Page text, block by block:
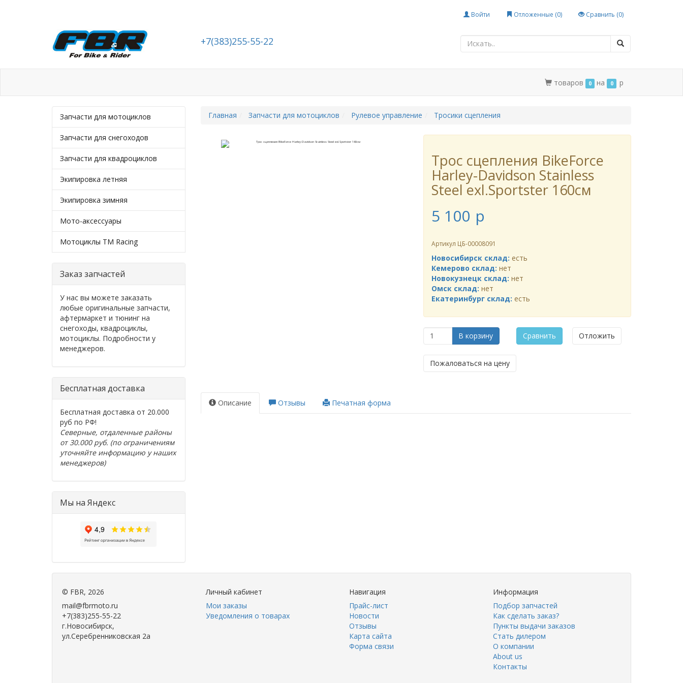
Войти Отложенные (0) Сравнить (0)
+7(383)255-55-22
товаров 0 на 0 p
Запчасти для мотоциклов
Запчасти для снегоходов
Запчасти для квадроциклов
Экипировка летняя
Экипировка зимняя
Мото-аксессуары
Мотоциклы TM Racing
Заказ запчастей
У нас вы можете заказать
любые оригинальные запчасти,
афтермаркет и тюнинг на
снегоходы, квадроциклы,
мотоциклы. Подробности у
менеджеров.
Бесплатная доставка
Бесплатная доставка от 20.000
руб по РФ!
Северные, отдаленные районы
от 30.000 руб. (по ограничениям
уточняйте информацию у наших
менеджеров)
Мы на Яндекс
Главная Запчасти для мотоциклов Рулевое управление Тросики сцепления
Трос сцепления BikeForce
Harley-Davidson Stainless
Steel exl.Sportster 160см
5 100 p
Артикул ЦБ-00008091
Новосибирск склад: есть
Кемерово склад: нет
Новокузнецк склад: нет
Омск склад: нет
Екатеринбург склад: есть
В корзину Сравнить Отложить
Пожаловаться на цену
Описание Отзывы Печатная форма
© FBR, 2026
mail@fbrmoto.ru
+7(383)255-55-22
г.Новосибирск,
ул.Серебренниковская 2а
Личный кабинет
Мои заказы
Уведомления о товарах
Навигация
Прайс-лист
Новости
Отзывы
Карта сайта
Форма связи
Информация
Подбор запчастей
Как сделать заказ?
Пункты выдачи заказов
Стать дилером
О компании
About us
Контакты